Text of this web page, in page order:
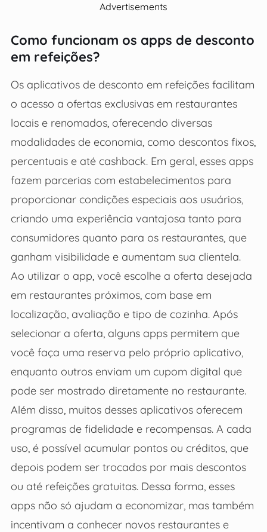
Advertisements
Como funcionam os apps de desconto
em refeições?
Os aplicativos de desconto em refeições facilitam
o acesso a ofertas exclusivas em restaurantes
locais e renomados, oferecendo diversas
modalidades de economia, como descontos fixos,
percentuais e até cashback. Em geral, esses apps
fazem parcerias com estabelecimentos para
proporcionar condições especiais aos usuários,
criando uma experiência vantajosa tanto para
consumidores quanto para os restaurantes, que
ganham visibilidade e aumentam sua clientela.
Ao utilizar o app, você escolhe a oferta desejada
em restaurantes próximos, com base em
localização, avaliação e tipo de cozinha. Após
selecionar a oferta, alguns apps permitem que
você faça uma reserva pelo próprio aplicativo,
enquanto outros enviam um cupom digital que
pode ser mostrado diretamente no restaurante.
Além disso, muitos desses aplicativos oferecem
programas de fidelidade e recompensas. A cada
uso, é possível acumular pontos ou créditos, que
depois podem ser trocados por mais descontos
ou até refeições gratuitas. Dessa forma, esses
apps não só ajudam a economizar, mas também
incentivam a conhecer novos restaurantes e